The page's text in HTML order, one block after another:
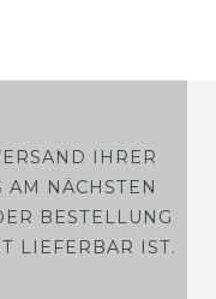
IHRER
AM NÄCHSTEN
BESTELLUNG
LIEFERBAR IST.